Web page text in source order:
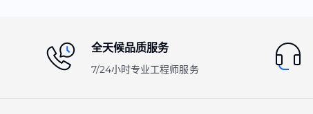
全天候品质服务
7/24小时专业工程师服务